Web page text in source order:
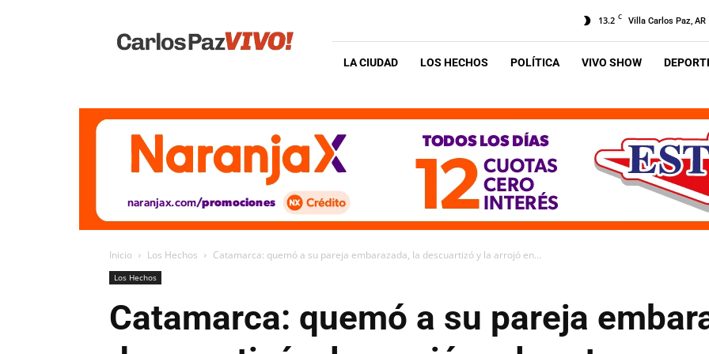
Vivo
13.2 C Villa Carlos Paz, AR
LA CIUDAD LOS HECHOS POLÍTICA VIVO SHOW
Inicio Los Hechos Catamarca: quemó a su pareja embarazada, la descuartizó y la arrojó en...
Los Hechos
Catamarca: quemó a su pareja